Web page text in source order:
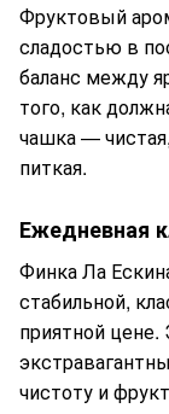
Фруктовый
сладостью в
баланс между
того, как
чашка —
питкая.
Ежедневная
Финка Ла
стабильной,
приятной
чистоту и